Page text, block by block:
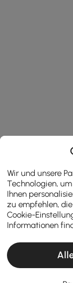
Wir und unsere
Technologien,
Ihnen
zu empfehlen,
Cookie-
Informationen